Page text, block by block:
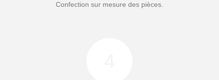
Confection sur mesure des pièces.